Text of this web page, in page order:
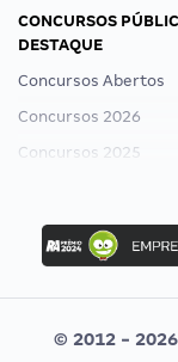
CONCURSOS
DESTAQUE
Concursos Abertos
Concursos 2026
Concursos 2025
Concurso Nacional
Concurso Ibama
Concurso MPU
Editais publicados
© 2012 -